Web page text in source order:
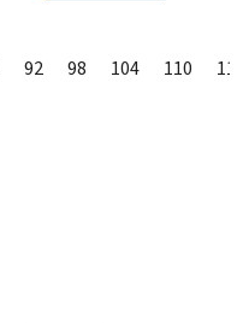
122 128 134 140
92 98 104 110